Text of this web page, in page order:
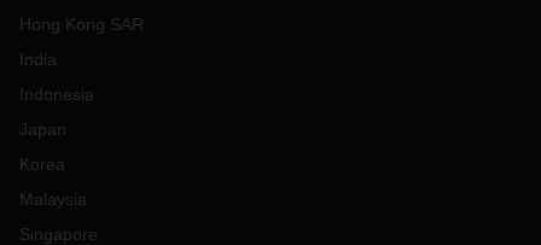
Hong Kong SAR
India
Indonesia
Japan
Korea
Malaysia
Singapore